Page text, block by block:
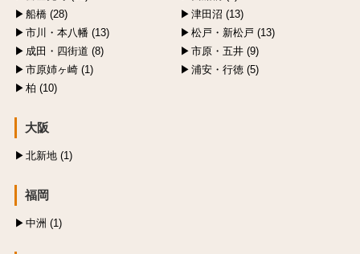
船橋 (28)
津田沼 (13)
市川・本八幡 (13)
松戸・新松戸 (13)
成田・四街道 (8)
市原・五井 (9)
市原姉ヶ崎 (1)
浦安・行徳 (5)
柏 (10)
大阪
北新地 (1)
福岡
中洲 (1)